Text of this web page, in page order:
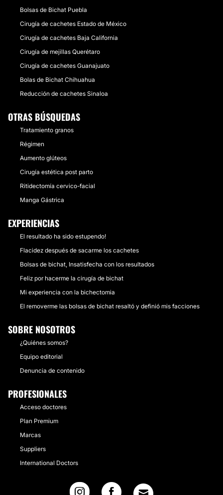
Bolsas de Bichat Puebla
Cirugía de cachetes Estado de México
Cirugía de cachetes Baja California
Cirugía de mejillas Querétaro
Cirugía de cachetes Guanajuato
Bolas de Bichat Chihuahua
Reducción de cachetes Sinaloa
OTRAS BÚSQUEDAS
Tratamiento granos
Régimen
Aumento glúteos
Cirugía estética post parto
Ritidectomía cervico-facial
Manga Gástrica
EXPERIENCIAS
El resultado ha sido estupendo!
Flacidez después de sacarme los cachetes
Bolsas de bichat, Insatisfecha con los resultados
Feliz por hacerme la cirugía de bichat
Mi experiencia con la bichectomia
El removerme las bolsas de bichat resaltó y definió mis facciones
SOBRE NOSOTROS
¿Quiénes somos?
Equipo editorial
Denuncia de contenido
PROFESIONALES
Acceso doctores
Plan Premium
Marcas
Suppliers
International Doctors